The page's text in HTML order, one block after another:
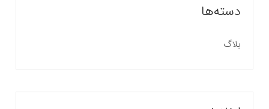
دسته‌ها
بلاگ